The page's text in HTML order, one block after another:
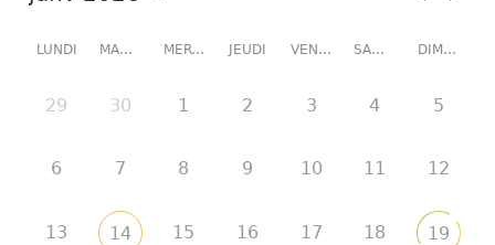
LUNDI MARDI MERCREDI JEUDI VENDREDI SAMEDI DIMANCHE
29 30 1 2 3 4 5
6 7 8 9 10 11 12
13 14 15 16 17 18 19